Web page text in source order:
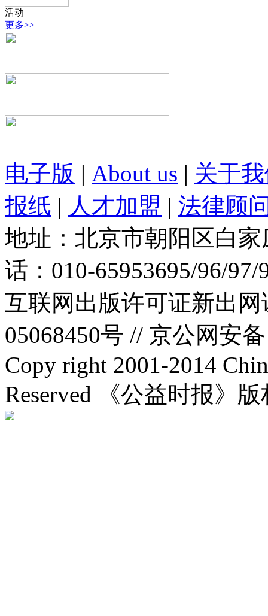
活动
更多>>
电子版 | About us | 关于
报纸 | 人才加盟 | 法律顾
地址：北京市朝阳区白
话：010-65953695/96/
互联网出版许可证新出
05068450号 // 京公网安
Copy right 2001-2014
Reserved 《公益时报》